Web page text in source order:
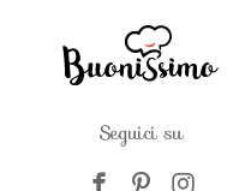
Seguici su